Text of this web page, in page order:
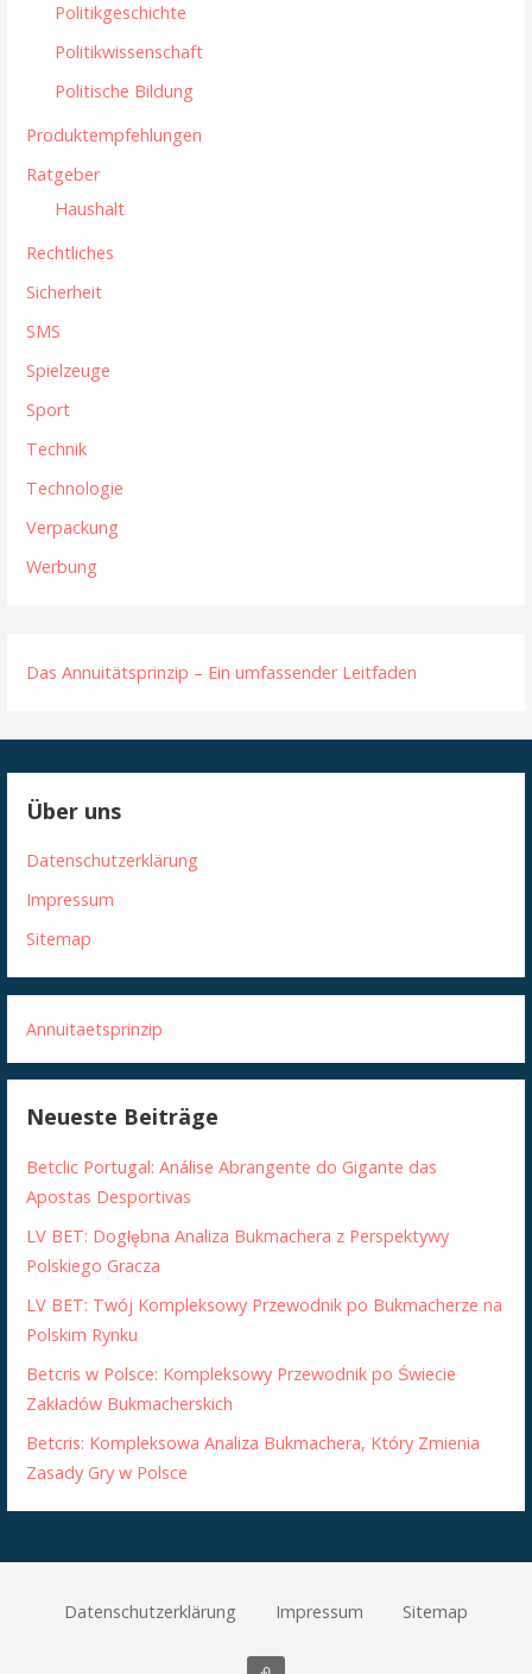
Politikgeschichte
Politikwissenschaft
Politische Bildung
Produktempfehlungen
Ratgeber
Haushalt
Rechtliches
Sicherheit
SMS
Spielzeuge
Sport
Technik
Technologie
Verpackung
Werbung
Das Annuitätsprinzip – Ein umfassender Leitfaden
Über uns
Datenschutzerklärung
Impressum
Sitemap
Annuitaetsprinzip
Neueste Beiträge
Betclic Portugal: Análise Abrangente do Gigante das
Apostas Desportivas
LV BET: Dogłębna Analiza Bukmachera z Perspektywy
Polskiego Gracza
LV BET: Twój Kompleksowy Przewodnik po Bukmacherze na
Polskim Rynku
Betcris w Polsce: Kompleksowy Przewodnik po Świecie
Zakładów Bukmacherskich
Betcris: Kompleksowa Analiza Bukmachera, Który Zmienia
Zasady Gry w Polsce
Datenschutzerklärung Impressum Sitemap